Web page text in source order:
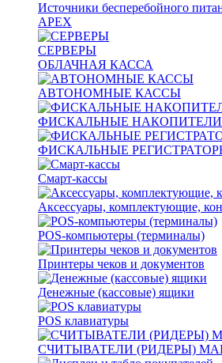
Источники бесперебойного
APEX
СЕРВЕРЫ
ОБЛАЧНАЯ КАССА
АВТОНОМНЫЕ КАССЫ
ФИСКАЛЬНЫЕ
ФИСКАЛЬНЫЕ
Смарт-кассы
Аксессуары, комплектующие,
POS-компьютеры (терминалы)
Принтеры чеков и документов
Денежные (кассовые) ящики
POS клавиатуры
СЧИТЫВАТЕЛИ (РИДЕРЫ)